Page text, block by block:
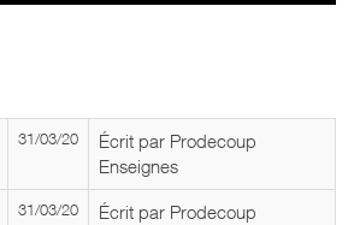
31/03/20
Écrit par Prodecoup
Enseignes
31/03/20
Écrit par Prodecoup